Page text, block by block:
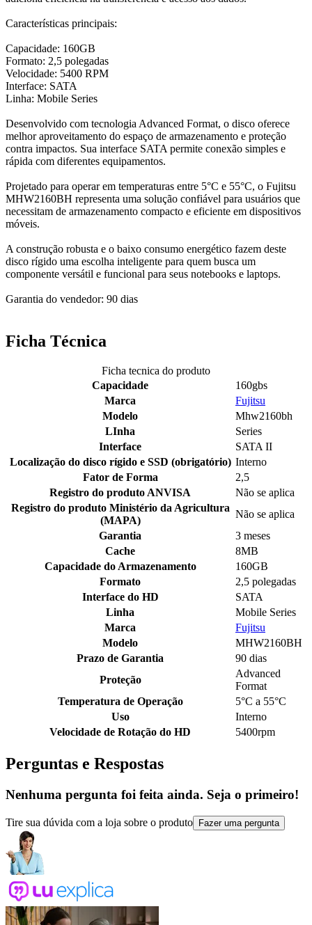
Características principais:
Capacidade: 160GB
Formato: 2,5 polegadas
Velocidade: 5400 RPM
Interface: SATA
Linha: Mobile Series
Desenvolvido com tecnologia Advanced Format, o disco oferece
melhor aproveitamento do espaço de armazenamento e proteção
contra impactos. Sua interface SATA permite conexão simples e
rápida com diferentes equipamentos.
Projetado para operar em temperaturas entre 5°C e 55°C, o Fujitsu
MHW2160BH representa uma solução confiável para usuários que
necessitam de armazenamento compacto e eficiente em dispositivos
móveis.
A construção robusta e o baixo consumo energético fazem deste
disco rígido uma escolha inteligente para quem busca um
componente versátil e funcional para seus notebooks e laptops.
Garantia do vendedor: 90 dias
Ficha Técnica
Ficha tecnica do produto
Capacidade
160gbs
Marca
Fujitsu
Modelo
Mhw2160bh
LInha
Series
Interface
SATA II
Localização do disco rígido e SSD (obrigatório) Interno
Fator de Forma
2,5
Registro do produto ANVISA
Não se aplica
Registro do produto Ministério da Agricultura
(MAPA)
Não se aplica
Garantia
3 meses
Cache
8MB
Capacidade do Armazenamento
160GB
Formato
2,5 polegadas
Interface do HD
SATA
Linha
Mobile Series
Marca
Fujitsu
Modelo
MHW2160BH
Prazo de Garantia
90 dias
Proteção
Advanced
Format
Temperatura de Operação
5°C a 55°C
Uso
Interno
Velocidade de Rotação do HD
5400rpm
Perguntas e Respostas
Nenhuma pergunta foi feita ainda. Seja o primeiro!
Tire sua dúvida com a loja sobre o produto Fazer uma pergunta